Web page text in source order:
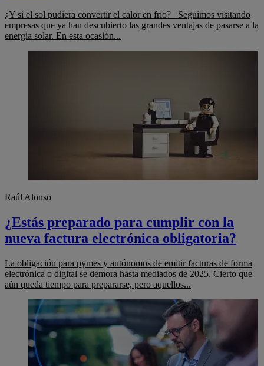
¿Y si el sol pudiera convertir el calor en frío? Seguimos visitando
empresas que ya han descubierto las grandes ventajas de pasarse a la
energía solar. En esta ocasión...
Raúl Alonso
¿Estás preparado para cumplir con la
nueva factura electrónica obligatoria?
La obligación para pymes y autónomos de emitir facturas de forma
electrónica o digital se demora hasta mediados de 2025. Cierto que
aún queda tiempo para prepararse, pero aquellos...